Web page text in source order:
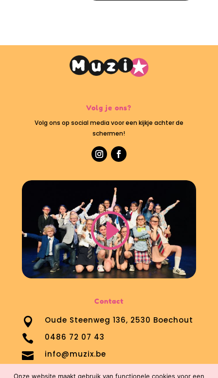
Volg je ons?
Volg ons op social media voor een kijkje achter de
schermen!
Contact
 Oude Steenweg 136, 2530 Boechout
 0486 72 07 43
 info@muzix.be
Onze website maakt gebruik van functionele cookies voor een